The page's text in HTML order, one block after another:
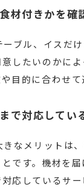
材付きかを確
ブル、イスだ
したいのかに
目的に合わせて
で対応してい
なメリットは
です。機材を
応しているサ